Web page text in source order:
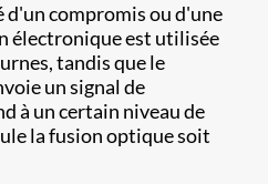
d'un compromis ou d'une
électronique est utilisée
tandis que le
un signal de
à un certain niveau de
la fusion optique soit